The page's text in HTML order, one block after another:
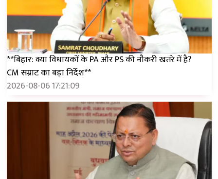
**बिहार: क्या विधायकों के PA और PS की नौकरी खतरे में है?
CM सम्राट का बड़ा निर्देश**
2026-08-06 17:21:09